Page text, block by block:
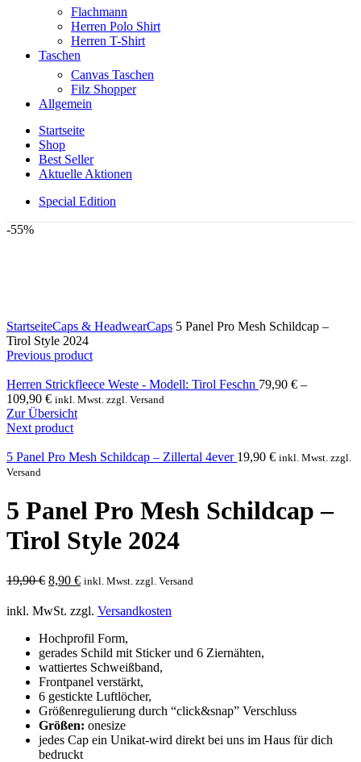
Flachmann
Herren Polo Shirt
Herren T-Shirt
Taschen
Canvas Taschen
Filz Shopper
Allgemein
Startseite
Shop
Best Seller
Aktuelle Aktionen
Special Edition
-55%
StartseiteCaps & HeadwearCaps 5 Panel Pro Mesh Schildcap –
Tirol Style 2024
Previous product
Herren Strickfleece Weste - Modell: Tirol Feschn 79,90 € –
109,90 € inkl. Mwst. zzgl. Versand
Zur Übersicht
Next product
5 Panel Pro Mesh Schildcap – Zillertal 4ever 19,90 € inkl. Mwst. zzgl.
Versand
5 Panel Pro Mesh Schildcap –
Tirol Style 2024
19,90€ Ursprünglicher
war:
8,90 €Aktueller
ist:
inkl. Mwst. zzgl. Versand
inkl. MwSt. zzgl. Versandkosten
Hochprofil Form,
gerades Schild mit Sticker und 6 Ziernähten,
wattiertes Schweißband,
Frontpanel verstärkt,
6 gestickte Luftlöcher,
Größenregulierung durch “click&snap” Verschluss
Größen: onesize
jedes Cap ein Unikat-wird direkt bei uns im Haus für dich
bedruckt